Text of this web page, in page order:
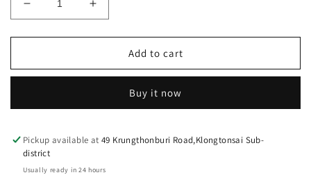
Decrease
quantity
for
Bag
Increase
quantity
for
Shower
Bag
Add to cart
Buy it now
Pickup available at49 Krungthonburi Road,Klongtonsai Sub-
district
Usually ready in 24 hours